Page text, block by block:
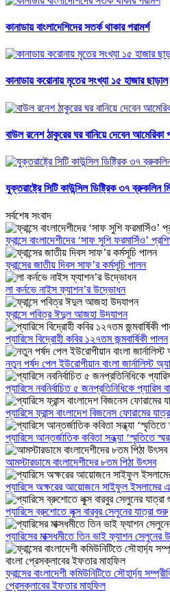
কানাডায় বাংলাদেশিদের সতর্ক থাকার পরামর্শ
কানাডায় করোনায় মৃতের সংখ্যা ১৫ হাজার ছাড়াল
বাউল রনেশ ঠাকুরের ঘর বানিয়ে দেবেন আমেরিকা
যুক্তরাষ্ট্রে সিটি কাউন্সিল ডিষ্ট্রিক ৩৭ ব্রুকলিন
সর্বশেষ সংবাদ
ফ্রান্সে বাংলাদেশীদের ‘সাফ সুশি ফরমাসিঁও’
ফ্রান্সের জাতীয় দিবস সাফ’র কর্মসূচি পালন
লা কর্নভে নাইস ফ্যাশন’র উদ্ভোধন
ফ্রান্সে পবিত্র ঈদুল আজহা উদযাপন
প্যারিসে বিদ্রোহী কবির ১২৭তম জন্মবার্ষিকী পালন
নতুন পর্ষদ পেল ইউরোপীয়ান বাংলা জার্নালিস্ট
প্যারিসে নবনির্বাচিত ৫ জনপ্রতিনিধিকে প্যারিস
প্যারিসে ফ্রান্স বাংলাদেশ বিজনেস ফোরামের
প্যারিসে আন্তর্জাতিক কবিতা সন্ধ্যা ‘স্মৃতিতে
আমস্টারডামে বাংলাদেশীদের ৮তম পিঠা উৎসব
প্যারিসে অক্ষরের আয়োজনে সাইফুল ইসলামের
প্যারিসে ব্রুশোতে লুক্স বারবুর সেলুনের যাত্রা শুরু
প্যারিসের মাক্সধমীতে তিন ভাই ফ্যাশন সেলুনের
ফ্রান্সের বাংলাদেশী কমিউনিটিতে সৌহার্দ্য
প্রেসক্লাবের ইফতার মাহফিল